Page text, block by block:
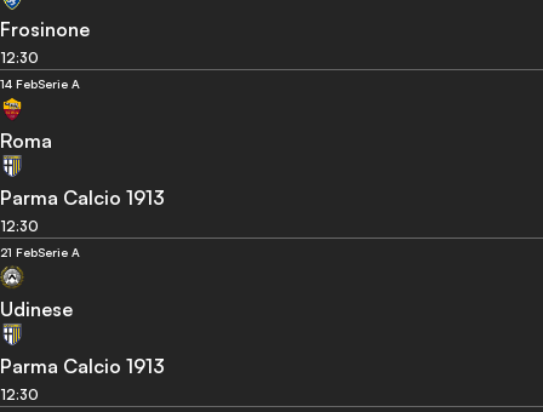
Frosinone
12:30
14 FebSerie A
Roma
Parma Calcio 1913
12:30
21 FebSerie A
Udinese
Parma Calcio 1913
12:30